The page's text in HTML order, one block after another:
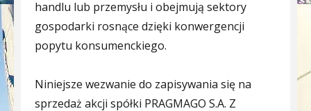
handlu lub przemysłu i obejmują sektory
gospodarki rosnące dzięki konwergencji
popytu konsumenckiego.
Niniejsze wezwanie do zapisywania się na
sprzedaż akcji spółki PRAGMAGO S.A. Z